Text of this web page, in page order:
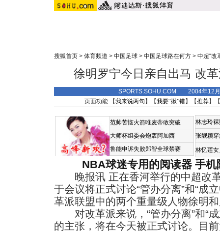
搜狐首页 > 体育频道 > 中国足球 > 中国足球路在何方 > 中超“改
徐明罗宁今日亲自出马 改
SPORTS.SOHU.COM 2004年12
页面功能 【我来说两句 】【我要“揪”错】【推荐】
范帅苦恼火箭唯麦蒂敢突破
大师杯组委会炮轰阿加西
鲁能申诉失败郑智全球禁赛
林志玲
张靓颖
林忆莲
NBA球迷专用的阅读器 手机
晚报讯 正在香河举行的中超改
于会议将正式讨论“管办分离”和“成
革派联盟中的两个重量级人物徐明
对改革派来说，“管办分离”和“成
的主张，将在今天被正式讨论。目前